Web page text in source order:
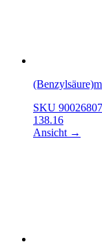
SKU 90026807
138.16
Ansicht →